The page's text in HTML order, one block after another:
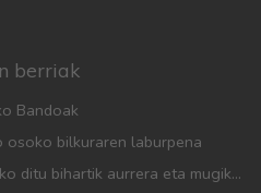
berriak
Bandoak
osoko bilkuraren laburpena
Udalak aparkalekuak prestatuko ditu bihartik aurrera eta mugikortasun neurriak hartuko ditu herriko festak direla eta